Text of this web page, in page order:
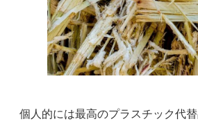
個人的には最高のプラスチック代